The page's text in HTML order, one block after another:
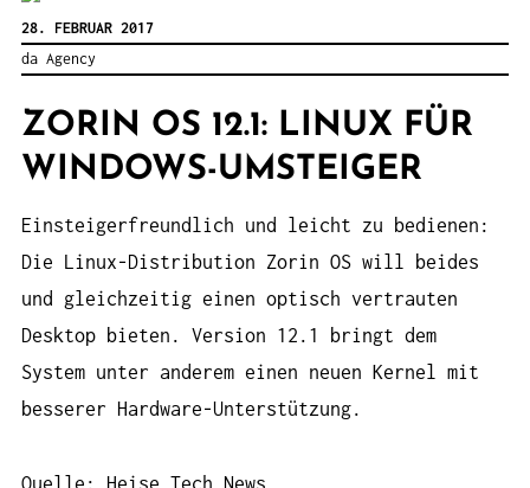
28. FEBRUAR 2017
da Agency
ZORIN OS 12.1: LINUX FÜR
WINDOWS-UMSTEIGER
Einsteigerfreundlich und leicht zu bedienen:
Die Linux-Distribution Zorin OS will beides
und gleichzeitig einen optisch vertrauten
Desktop bieten. Version 12.1 bringt dem
System unter anderem einen neuen Kernel mit
besserer Hardware-Unterstützung.
Quelle: Heise Tech News